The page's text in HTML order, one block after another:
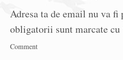
Adresa ta de email nu va fi
obligatorii sunt marcate cu
Comment